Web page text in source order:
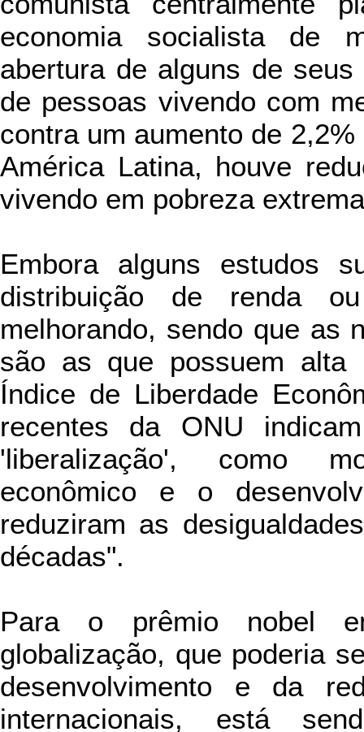
economia socialista de
abertura de alguns de
de pessoas vivendo com
contra um aumento de
América Latina, houve
vivendo em pobreza
Embora alguns estudos
distribuição de renda
melhorando, sendo que as
são as que possuem alta
Índice de Liberdade
recentes da ONU
'liberalização', como
econômico e o
reduziram as
décadas".
Para o prêmio nobel
globalização, que poderia
desenvolvimento e da
internacionais, está